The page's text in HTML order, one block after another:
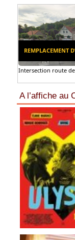
REMPLACEMENT
Intersection route
A l’affiche au